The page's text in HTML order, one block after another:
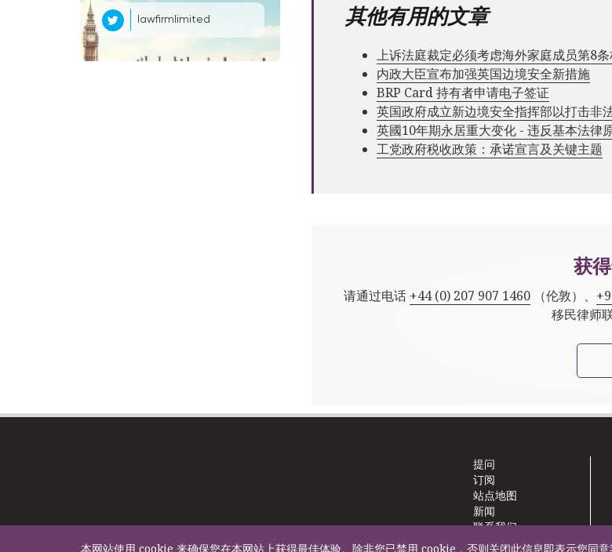
lawfirmlimited 其他有用的文章
上诉法庭裁定必须考虑海外家庭成员第8
内政大臣宣布加强英国边境安全新措施
BRP Card 持有者申请电子签证
英国政府成立新边境安全指挥部以打击非
英國10年期永居重大变化 - 违反基本法律
工党政府税收政策：承诺宣言及关键主题
获
请通过电话 +44 (0) 207 907 1460（伦敦）、
移民律师
提问
订阅
站点地图
新闻
联系我们
本网站使用 cookie 来确保您在本网站上获得最佳体验。除非您已禁用 cookie，否则关闭此信息即表示您同